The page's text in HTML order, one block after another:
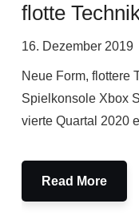
flotte
16. Dezember 2019
Neue Form, flottere
Spielkonsole Xbox
vierte Quartal 2020
Read More